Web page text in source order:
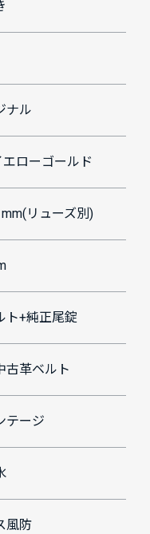
ナル
エローゴールド
リューズ別)
ト+純正尾錠
古革ベルト
テージ
風防